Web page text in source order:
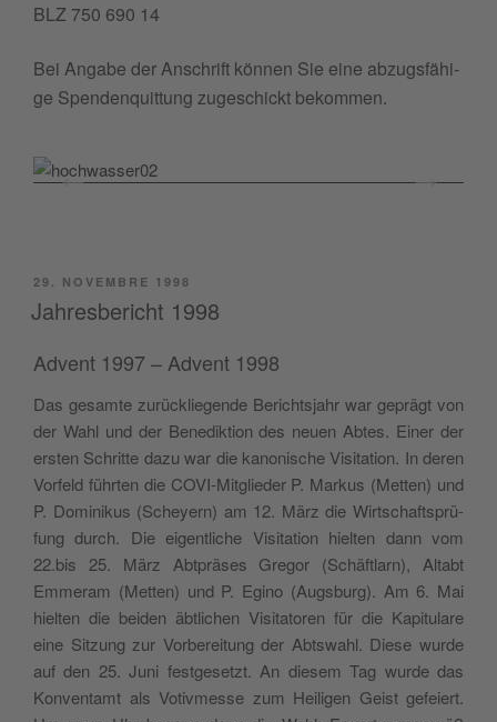
BLZ 750 690 14
Bei Anga­be der Anschrift kön­nen Sie eine abzug­sfä­hi­
ge Spen­den­quit­tung zuge­schickt bekommen.
PUBBLICATO
IL
29. NOVEMBRE 1998
Jahresbericht 1998
Advent 1997 – Advent 1998
Das gesam­te zurüc­klie­gen­de Beri­ch­tsjahr war geprägt von
der Wahl und der Bene­dik­tion des neuen Abtes. Einer der
ersten Schrit­te dazu war die kano­ni­sche Visi­ta­tion. In deren
Vor­feld führ­ten die COVI-Mit­glie­der P. Mar­kus (Met­ten) und
P. Domi­ni­kus (Scheyern) am 12. März die Wir­ts­chaf­tsprü­
fung durch. Die eigen­tli­che Visi­ta­tion hiel­ten dann vom
22.bis 25. März Abt­prä­ses Gre­gor (Schäf­tlarn), Altabt
Emme­ram (Met­ten) und P. Egi­no (Aug­sburg). Am 6. Mai
hiel­ten die bei­den äbtli­chen Visi­ta­to­ren für die Kapi­tu­la­re
eine Sitzung zur Vor­be­rei­tung der Abtswa­hl. Die­se wur­de
auf den 25. Juni fest­ge­se­tzt. An die­sem Tag wur­de das
Kon­ven­tamt als Voti­v­mes­se zum Hei­li­gen Gei­st gefeiert.